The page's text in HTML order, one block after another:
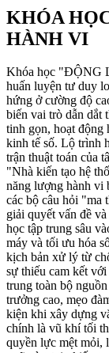
KHÓA
HÀNH VI
Khóa học "ĐỘNG
huấn luyện tư duy
hứng ở cường độ
biến vai trò dẫn dắt
tinh gọn, hoạt động
kinh tế số. Lộ trình
trận thuật toán của
"Nhà kiến tạo hệ
năng lượng hành vi
các bộ câu hỏi "ma
giải quyết vấn đề
học tập trung sâu
máy và tối ưu hóa
kịch bản xử lý từ
sự thiếu cam kết
trung toàn bộ
trưởng cao, mẹo
kiện khi xây dựng
chính là vũ khí tối
quyền lực mệt mỏi,